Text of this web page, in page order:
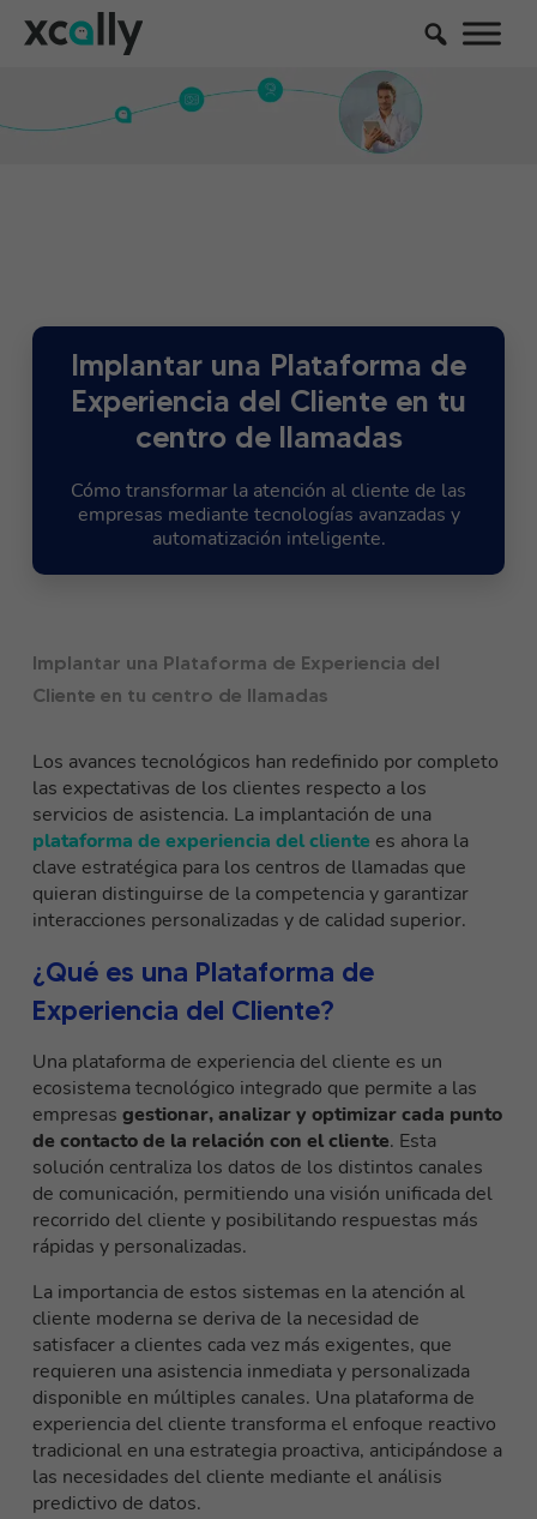
Implantar una Plataforma de
Experiencia del Cliente en tu
centro de llamadas
Cómo transformar la atención al cliente de las
empresas mediante tecnologías avanzadas y
automatización inteligente.
Implantar una Plataforma de Experiencia del
Cliente en tu centro de llamadas
Los avances tecnológicos han redefinido por completo
las expectativas de los clientes respecto a los
servicios de asistencia. La implantación de una
plataforma de experiencia del cliente es ahora la
clave estratégica para los centros de llamadas que
quieran distinguirse de la competencia y garantizar
interacciones personalizadas y de calidad superior.
¿Qué es una Plataforma de
Experiencia del Cliente?
Una plataforma de experiencia del cliente es un
ecosistema tecnológico integrado que permite a las
empresas gestionar, analizar y optimizar cada punto
de contacto de la relación con el cliente. Esta
solución centraliza los datos de los distintos canales
de comunicación, permitiendo una visión unificada del
recorrido del cliente y posibilitando respuestas más
rápidas y personalizadas.
La importancia de estos sistemas en la atención al
cliente moderna se deriva de la necesidad de
satisfacer a clientes cada vez más exigentes, que
requieren una asistencia inmediata y personalizada
disponible en múltiples canales. Una plataforma de
experiencia del cliente transforma el enfoque reactivo
tradicional en una estrategia proactiva, anticipándose a
las necesidades del cliente mediante el análisis
predictivo de datos.